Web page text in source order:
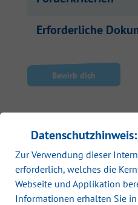
Zur Verwendung dieser
erforderlich, welches die
Webseite und Applikation
Informationen erhalten Sie
Erforderliche
Bewirb dich